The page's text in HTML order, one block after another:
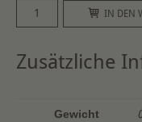
Buchweizen
Vollkornmehl
g
IN DEN
Zusätzliche
Gewicht